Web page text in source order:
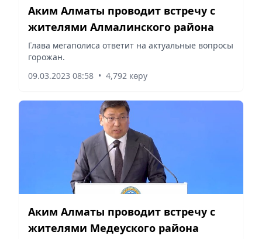
Аким Алматы проводит встречу с
жителями Алмалинского района
Глава мегаполиса ответит на актуальные вопросы
горожан.
09.03.2023 08:58 • 4,792 көру
Аким Алматы проводит встречу с
жителями Медеуского района